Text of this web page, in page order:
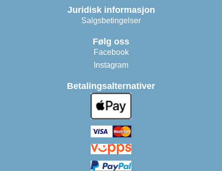
Juridisk informasjon
Salgsbetingelser
Følg oss
Facebook
Instagram
Betalingsalternativer